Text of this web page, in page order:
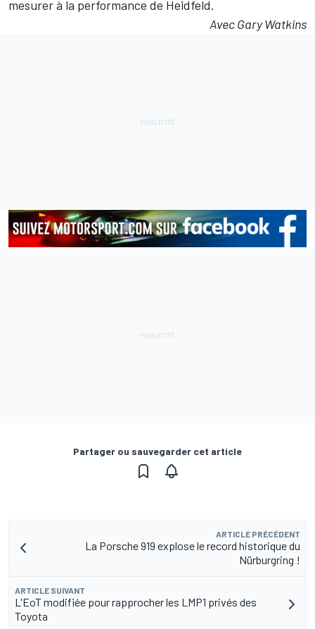
mesurer à la performance de Heidfeld.
Avec Gary Watkins
Partager ou sauvegarder cet article
ARTICLE PRÉCÉDENT
La Porsche 919 explose le record historique du
Nürburgring !
ARTICLE SUIVANT
L'EoT modifiée pour rapprocher les LMP1 privés des
Toyota